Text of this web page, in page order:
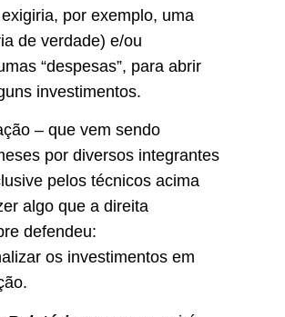
por exemplo, uma
de verdade) e/ou
“despesas”, para abrir
investimentos.
– que vem sendo
por diversos integrantes
pelos técnicos acima
algo que a direita
defendeu:
os investimentos em